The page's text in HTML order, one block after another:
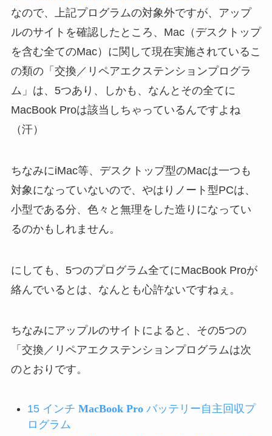
なので、上記プログラムの対象外ですが、アップ
ルのサイトを確認したところ、Mac（デスクトップ
を含む全てのMac）に関して現在実施されているこ
の類の「交換／リペアエクステンションプログラ
ム」は、5つあり、しかも、なんとその全てに
MacBook Proは該当しちゃっているんですよね
（汗）
ちなみにiMac等、デスクトップ型のMacは一つも
対象になっていないので、やはりノート型PCは、
小型である分、色々と無理をした造りになってい
るのかもしれません。
にしても、5つのプログラム全てにMacBook Proが
絡んでいるとは、なんとも心許ないですねぇ。
ちなみにアップルのサイトによると、その5つの
「交換／リペアエクステンションプログラムは次
のとおりです。
15 インチ MacBook Proバッテリー自主回収プ
ログラム